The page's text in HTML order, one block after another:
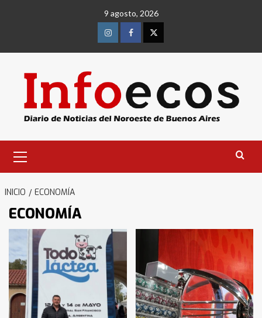
9 agosto, 2026
InstagramFacebookTwitter
primario
INICIO ECONOMÍA
ECONOMÍA